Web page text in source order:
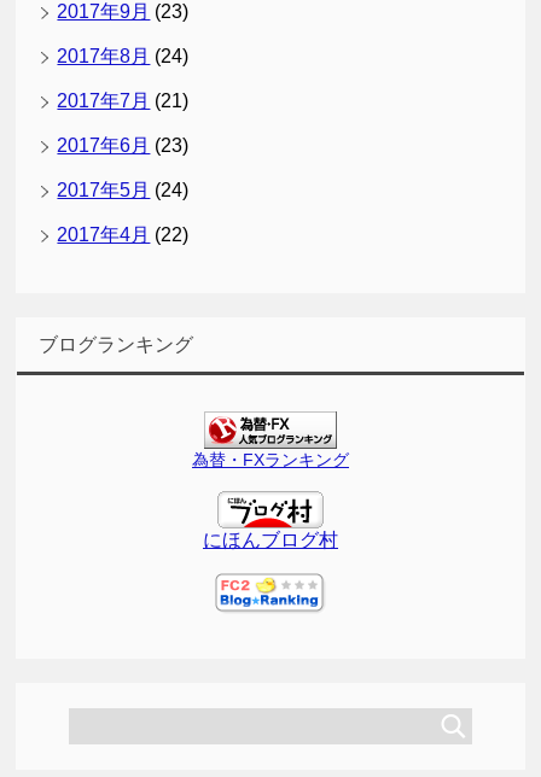
2017年9月 (23)
2017年8月 (24)
2017年7月 (21)
2017年6月 (23)
2017年5月 (24)
2017年4月 (22)
ブログランキング
為替・FXランキング
にほんブログ村